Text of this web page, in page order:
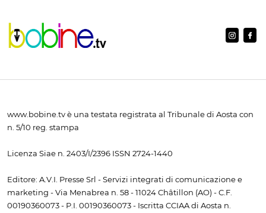
www.bobine.tv è una testata registrata al Tribunale di Aosta con
n. 5/10 reg. stampa
Licenza Siae n. 2403/I/2396 ISSN 2724-1440
Editore: A.V.I. Presse Srl - Servizi integrati di comunicazione e
marketing - Via Menabrea n. 58 - 11024 Châtillon (AO) - C.F.
00190360073 - P.I. 00190360073 - Iscritta CCIAA di Aosta n.